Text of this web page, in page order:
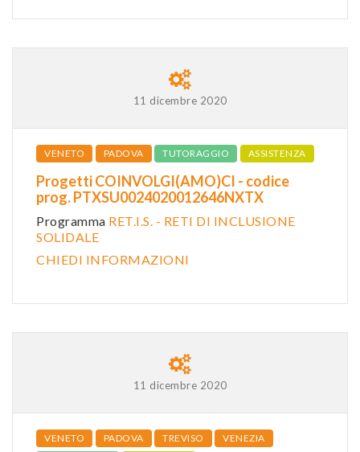
11 dicembre 2020
VENETO PADOVA TUTORAGGIO ASSISTENZA
Progetti COINVOLGI(AMO)CI - codice
prog. PTXSU0024020012646NXTX
Programma RET.I.S. - RETI DI INCLUSIONE
SOLIDALE
CHIEDI INFORMAZIONI
11 dicembre 2020
VENETO PADOVA TREVISO
VENEZIA